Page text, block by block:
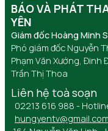
BÁO VÀ PHÁT
YÊN
Giám đốc Hoàng Minh
Phó giám đốc Nguyễn
Phạm Văn Xướng, Đinh
Trần Thị Thoa
Liên hệ toà soạn
02213 616 988 -
hungyentv@gmail.com